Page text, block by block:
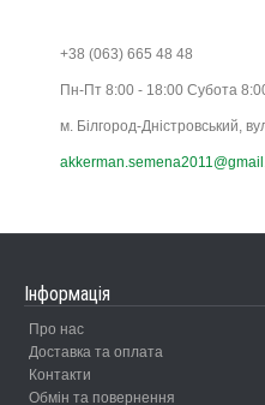
+38 (063) 665 48 48
Пн-Пт 8:00 - 18:00 Субота
м. Білгород-Дністровський,
Інформація
Про нас
Доставка та оплата
Контакти
Обмін та повернення